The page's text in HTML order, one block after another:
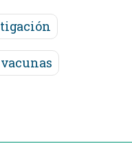
vacunas